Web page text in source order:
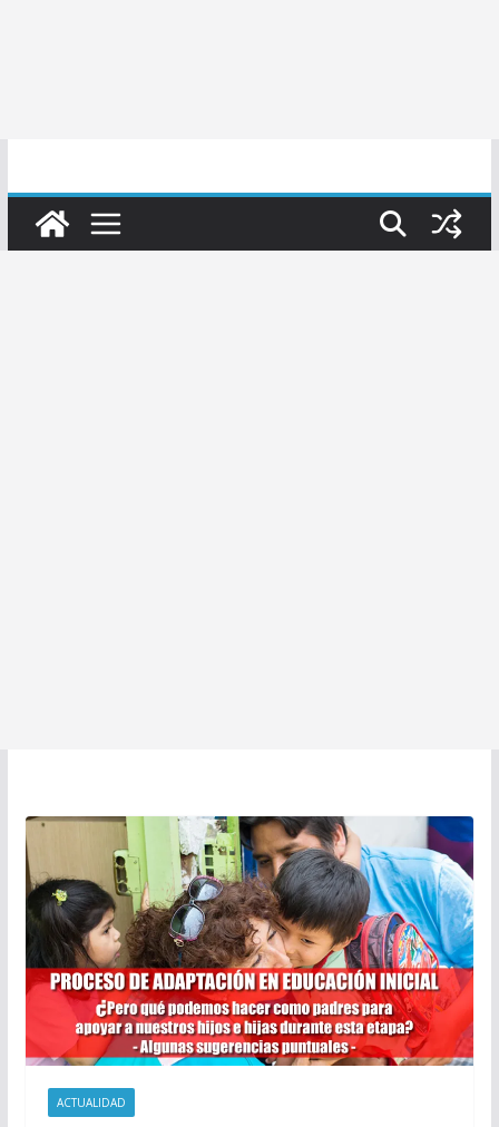
ACTUALIDAD